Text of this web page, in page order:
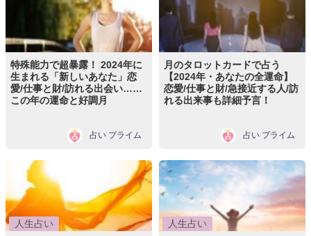
特殊能力で超暴露！ 2024年に
生まれる「新しいあなた」恋
愛/仕事と財/訪れる出会い……
この年の運命と好調月
占い プライム
月のタロットカードで占う
【2024年・あなたの全運命】
恋愛/仕事と財/急接近する人/訪
れる出来事も詳細予言！
占い プライム
人生占い
人生占い